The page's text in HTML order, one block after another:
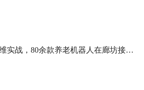
家庭、社区、机构三维实战，80余款养老机器人在廊坊接受“真场景”大考